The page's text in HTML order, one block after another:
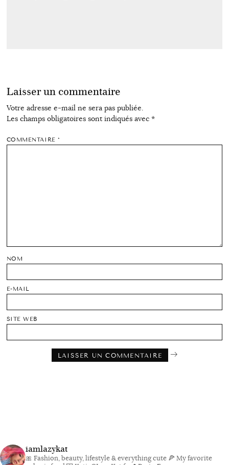
Laisser un commentaire
Votre adresse e-mail ne sera pas publiée.
Les champs obligatoires sont indiqués avec *
COMMENTAIRE*
NOM
E-MAIL
SITE WEB
iamlazykat
🎀 Fashion, beauty, lifestyle & everything cute 🍕 My favorite